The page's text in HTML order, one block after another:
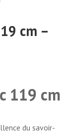
cm –
119 cm
du savoir-